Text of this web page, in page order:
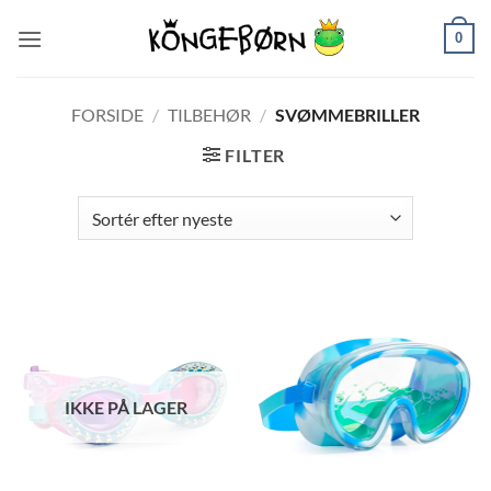
0
FORSIDE / TILBEHØR / SVØMMEBRILLER
FILTER
IKKE PÅ LAGER